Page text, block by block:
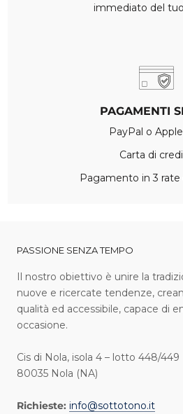
immediato del
PAGAMENTI
PayPal o
Carta di
Pagamento in 3 rate
PASSIONE SENZA TEMPO
I l nostro obiettivo è unire la
nuove e ricercate tendenze,
qualità ed accessibile, capace di
occasione.
Cis di Nola, isola 4 – lotto 448/449
80035 Nola (NA)
Richieste: info@sottotono.it